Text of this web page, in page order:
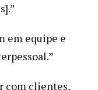
em equipe e
com clientes,